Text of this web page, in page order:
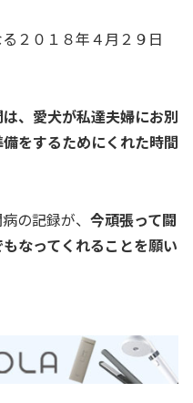
２０１８年４月２９日
、愛犬が私達夫婦にお別
をするためにくれた時間
の記録が、 今頑張って闘
なってくれることを願い